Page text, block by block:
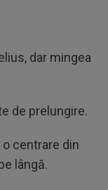
dar mingea
de prelungire.
centrare din
lângă.